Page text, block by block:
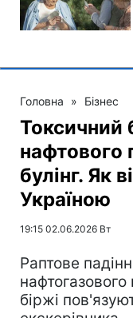
Головна » Бізнес
Токсичний
нафтового
булінг. Як
Україною
19:15 02.06.2026 Вт
Раптове
нафтогазового
біржі